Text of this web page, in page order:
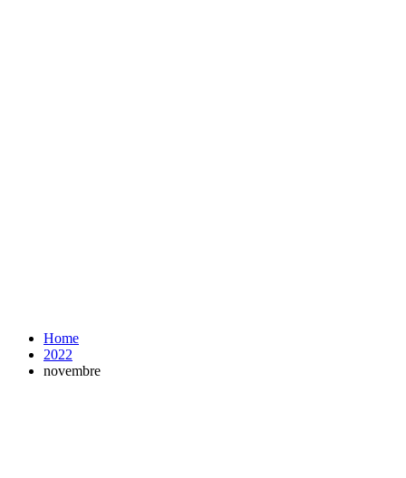
Home
2022
novembre